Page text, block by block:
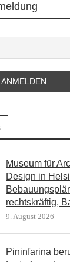
Museum für
Design in
rechtskräftig,
9. August 2026
Pininfarina